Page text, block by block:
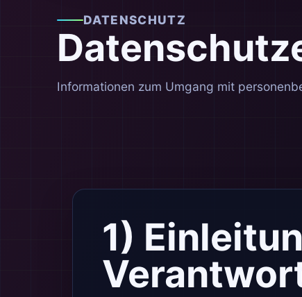
DATENSCHUTZ
Informationen zum Umgang mit
1)